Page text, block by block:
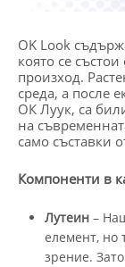
OK Look
която се
произход.
среда, а после
ОК Луук, са
на
само съставки
Компоненти в
Лутеин –
елемент, но
зрение.